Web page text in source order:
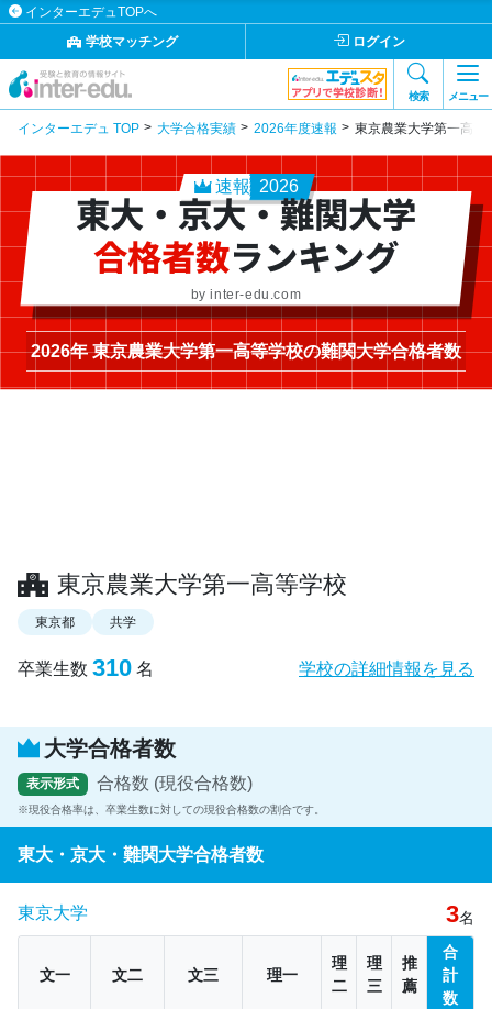
インターエデュTOPへ
学校マッチング
ログイン
検索 メニュー
インターエデュ TOP 大学合格実績 2026年度速報 東京農業大学第一高等
速報 2026
東大・京大・難関大学
合格者数ランキング
by inter-edu.com
2026年 東京農業大学第一高等学校の難関大学合格者数
東京農業大学第一高等学校
東京都 共学
卒業生数 310 名 学校の詳細情報を見る
大学合格者数
表示形式 合格数 (現役合格数)
現役合格率は、卒業生数に対しての現役合格数の割合です。
東大・京大・難関大学合格者数
東京大学 3名
文一 文二 文三 理一
理
二
理
三
推
薦
合
計
数